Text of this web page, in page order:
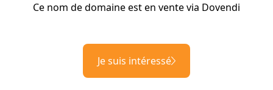
Ce nom de domaine est en vente via Dovendi
Je suis intéressé